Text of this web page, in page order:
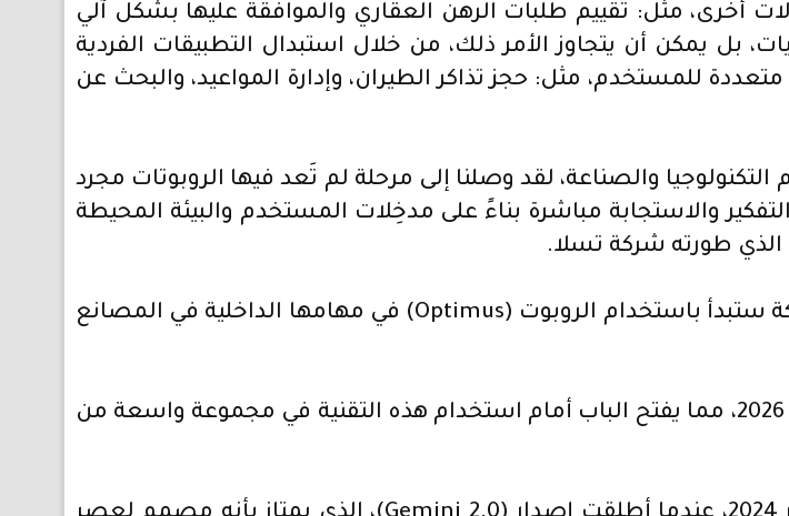
أخرى، مثل: تقييم طلبات الرهن العقاري والموافقة عليها بشكل آلي
بل يمكن أن يتجاوز الأمر ذلك، من خلال استبدال التطبيقات الفردية
للمستخدم، مثل: حجز تذاكر الطيران، وإدارة المواعيد، والبحث عن
والصناعة، لقد وصلنا إلى مرحلة لم تَعد فيها الروبوتات مجرد
والاستجابة مباشرة بناءً على مدخِلات المستخدم والبيئة المحيطة
فقد صرح إيلون ماسك، الرئيس التنفيذي لشركة تسلا، بأن الشركة ستبدأ باستخدام الروبوت (Optimus) في مهامها الداخلية في المصانع
وأضاف أن الروبوت سيكون جاهزًا للبيع لشركات أخرى بحلول عام 2026، مما يفتح الباب أمام استخدام هذه التقنية في مجموعة واسعة من